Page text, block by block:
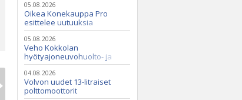
05.08.2026
Oikea Konekauppa Pro
esittelee uutuuksia
ammattikäyttöön
05.08.2026
Veho Kokkolan
hyötyajoneuvohuolto- ja
varaosatoiminnot Q2 Service
Oy:lle lokakuussa
04.08.2026
Volvon uudet 13-litraiset
polttomoottorit